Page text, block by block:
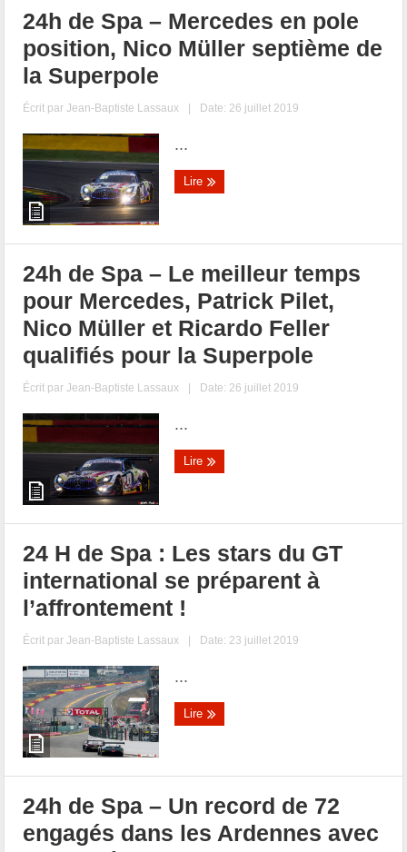
24h de Spa – Mercedes en pole
position, Nico Müller septième de
la Superpole
Écrit parJean-Baptiste Lassaux | Date: 26 juillet 2019
...
Lire
24h de Spa – Le meilleur temps
pour Mercedes, Patrick Pilet,
Nico Müller et Ricardo Feller
qualifiés pour la Superpole
Écrit parJean-Baptiste Lassaux | Date: 26 juillet 2019
...
Lire
24 H de Spa : Les stars du GT
international se préparent à
l’affrontement !
Écrit parJean-Baptiste Lassaux | Date: 23 juillet 2019
...
Lire
24h de Spa – Un record de 72
engagés dans les Ardennes avec